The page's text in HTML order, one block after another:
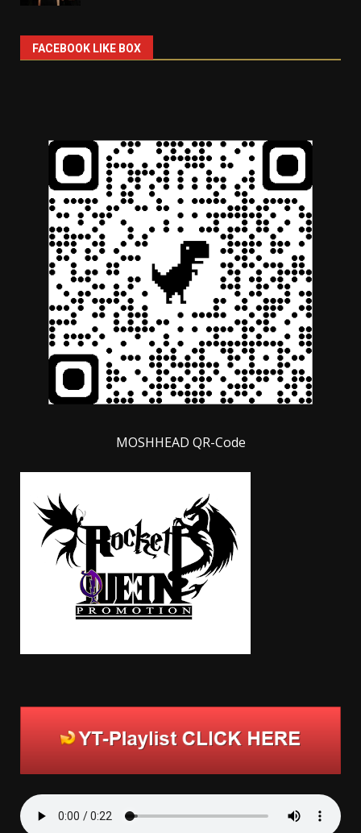
FACEBOOK LIKE BOX
MOSHHEAD QR-Code